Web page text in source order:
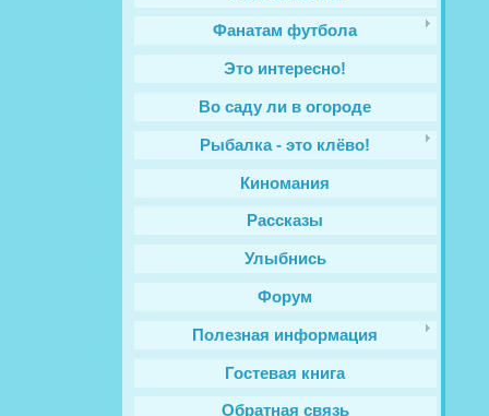
Фанатам футбола
Это интересно!
Во саду ли в огороде
Рыбалка - это клёво!
Киномания
Рассказы
Улыбнись
Форум
Полезная информация
Гостевая книга
Обратная связь